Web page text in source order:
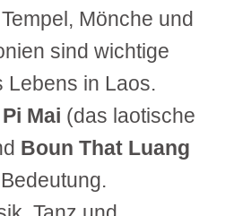
Mönche und
sind wichtige
Lebens in Laos.
Mai (das laotische
Boun That Luang